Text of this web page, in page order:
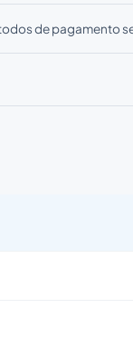
de pagamento